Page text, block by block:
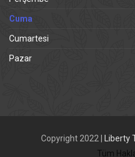
Cuma
Cumartesi
Pazar
Copyright 2022 |
Liberty
Tüm